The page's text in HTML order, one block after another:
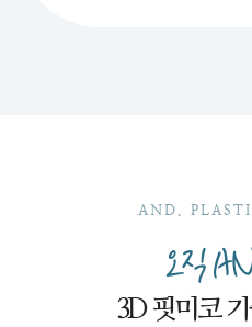
AND.
오직
3D 핏미코